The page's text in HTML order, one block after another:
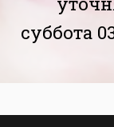
суббота